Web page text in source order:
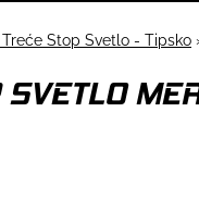
Treće Stop Svetlo - Tipsko
SVETLO